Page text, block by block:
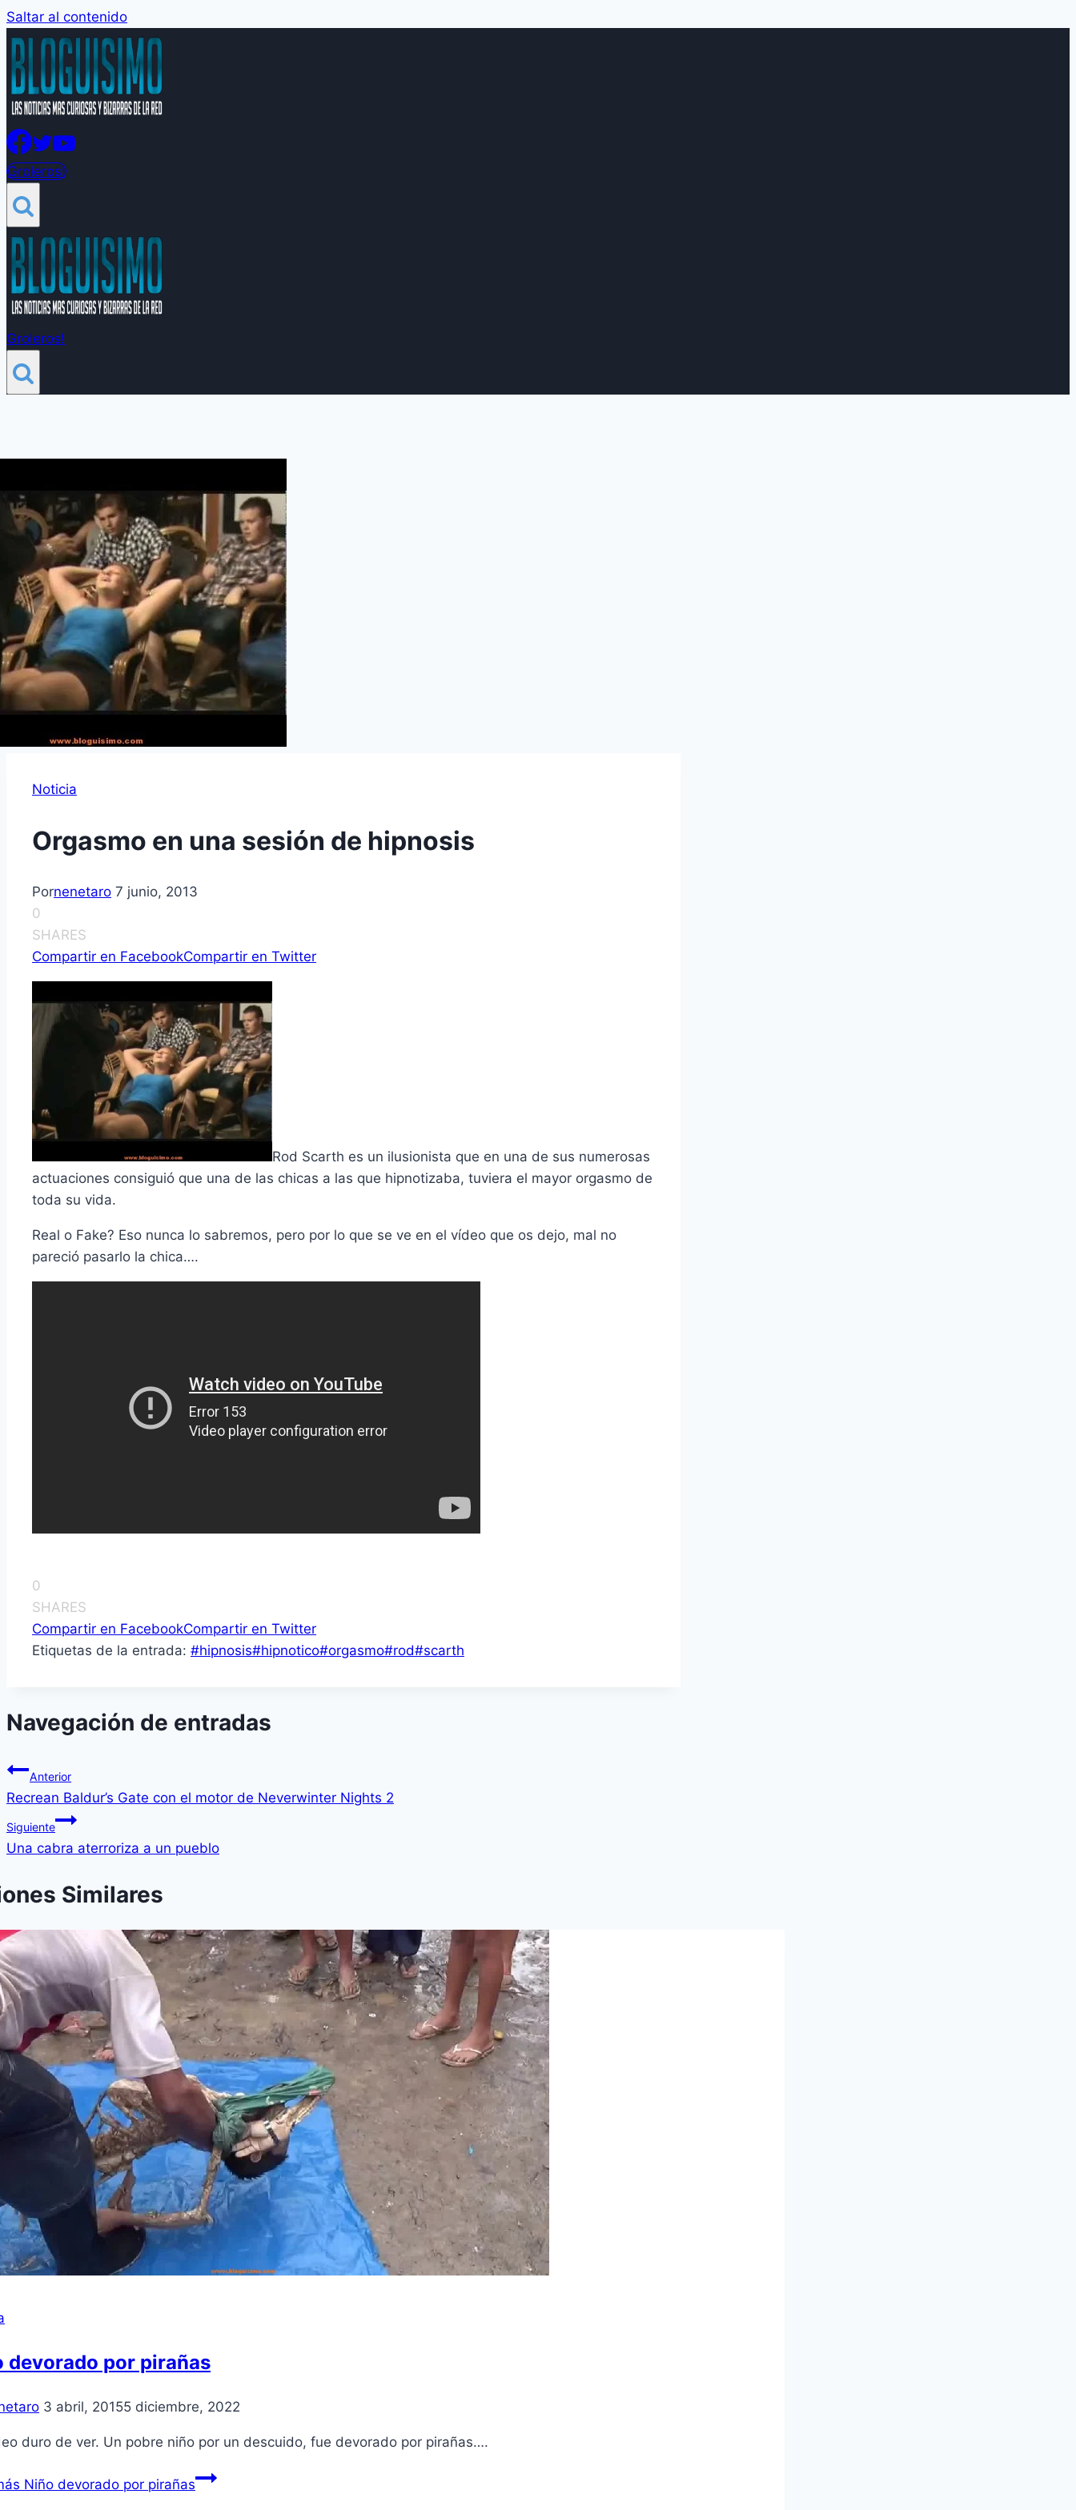
Saltar al contenido
Groleros!
Groleros!
Noticia
Orgasmo en una sesión de hipnosis
Pornenetaro 7 junio, 2013
0
SHARES
Compartir en FacebookCompartir en Twitter
Rod Scarth es un ilusionista que en una de sus numerosas
actuaciones consiguió que una de las chicas a las que hipnotizaba, tuviera el mayor orgasmo de
toda su vida.
Real o Fake? Eso nunca lo sabremos, pero por lo que se ve en el vídeo que os dejo, mal no
pareció pasarlo la chica….
0
SHARES
Compartir en FacebookCompartir en Twitter
Etiquetas de la entrada: #hipnosis#hipnotico#orgasmo#rod#scarth
Navegación de entradas
Anterior
Recrean Baldur’s Gate con el motor de Neverwinter Nights 2
Siguiente
Una cabra aterroriza a un pueblo
Similares
devorado por pirañas
3 abril, 20155 diciembre, 2022
duro de ver. Un pobre niño por un descuido, fue devorado por pirañas….
Niño devorado por pirañas